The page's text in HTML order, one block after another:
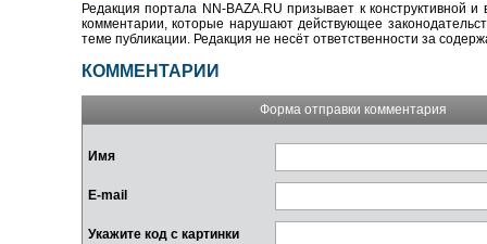
Редакция портала NN-BAZA.RU призывает к конструктивной
комментарии, которые нарушают действующее
теме публикации. Редакция не несёт ответственности за
КОММЕНТАРИИ
Форма отправки комментария
Имя
E-mail
Укажите код с картинки